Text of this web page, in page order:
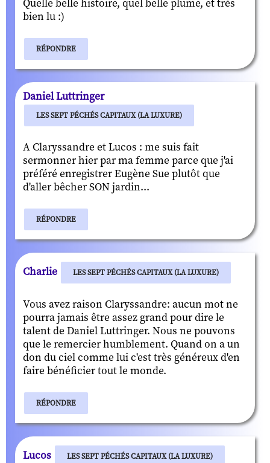
Quelle belle histoire, quel belle plume, et très
bien lu :)
RÉPONDRE
Daniel Luttringer
LES SEPT PÉCHÉS CAPITAUX (LA LUXURE)
A Claryssandre et Lucos : me suis fait
sermonner hier par ma femme parce que j'ai
préféré enregistrer Eugène Sue plutôt que
d'aller bêcher SON jardin...
RÉPONDRE
Charlie LES SEPT PÉCHÉS CAPITAUX (LA LUXURE)
Vous avez raison Claryssandre: aucun mot ne
pourra jamais être assez grand pour dire le
talent de Daniel Luttringer. Nous ne pouvons
que le remercier humblement. Quand on a un
don du ciel comme lui c'est très généreux d'en
faire bénéficier tout le monde.
RÉPONDRE
Lucos LES SEPT PÉCHÉS CAPITAUX (LA LUXURE)